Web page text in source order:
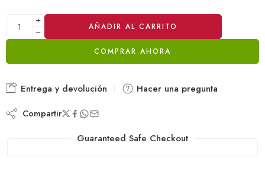
AÑADIR AL CARRITO
COMPRAR AHORA
Alternative:
Entrega y devolución Hacer una pregunta
Compartir
Guaranteed Safe Checkout